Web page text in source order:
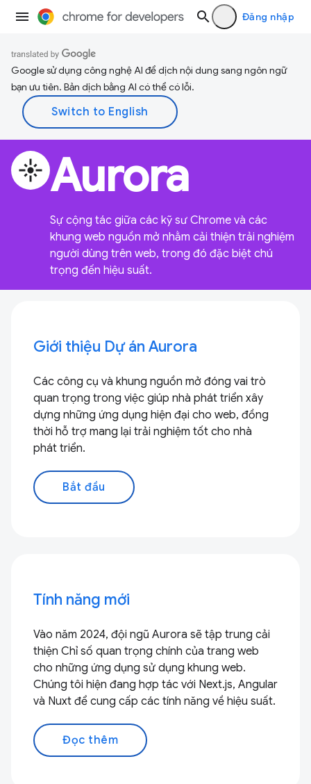
Đăng nhập
Google sử dụng công nghệ AI để dịch nội dung sang ngôn ngữ
bạn ưu tiên. Bản dịch bằng AI có thể có lỗi.
flare Aurora
Sự cộng tác giữa các kỹ sư Chrome và các
khung web nguồn mở nhằm cải thiện trải nghiệm
người dùng trên web, trong đó đặc biệt chú
trọng đến hiệu suất.
Giới thiệu Dự án Aurora
Các công cụ và khung nguồn mở đóng vai trò
quan trọng trong việc giúp nhà phát triển xây
dựng những ứng dụng hiện đại cho web, đồng
thời hỗ trợ mang lại trải nghiệm tốt cho nhà
phát triển.
Bắt đầu
Tính năng mới
Vào năm 2024, đội ngũ Aurora sẽ tập trung cải
thiện Chỉ số quan trọng chính của trang web
cho những ứng dụng sử dụng khung web.
Chúng tôi hiện đang hợp tác với Next.js, Angular
và Nuxt để cung cấp các tính năng về hiệu suất.
Đọc thêm